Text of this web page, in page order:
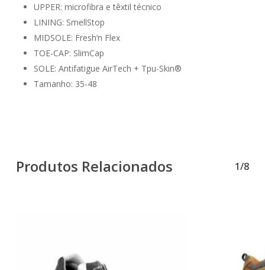
UPPER: microfibra e têxtil técnico
LINING: SmellStop
MIDSOLE: Fresh’n Flex
TOE-CAP: SlimCap
SOLE: Antifatigue AirTech + Tpu-Skin®
Tamanho: 35-48
Produtos Relacionados 1/8